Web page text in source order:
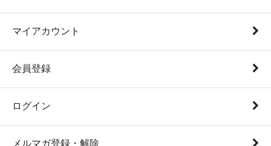
マイアカウント
会員登録
ログイン
メルマガ登録・解除